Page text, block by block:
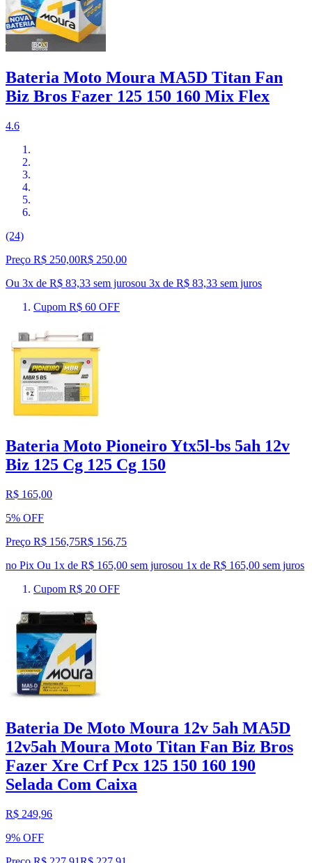
Bateria Moto Moura MA5D Titan Fan
Biz Bros Fazer 125 150 160 Mix Flex
4.6
(24)
Preço R$ 250,00R$ 250,00
Ou 3x de R$ 83,33 sem jurosou 3x de R$ 83,33 sem juros
Cupom R$ 60 OFF
Bateria Moto Pioneiro Ytx5l-bs 5ah 12v
Biz 125 Cg 125 Cg 150
R$ 165,00
5% OFF
Preço R$ 156,75R$ 156,75
no Pix Ou 1x de R$ 165,00 sem jurosou 1x de R$ 165,00 sem juros
Cupom R$ 20 OFF
Bateria De Moto Moura 12v 5ah MA5D
12v5ah Moura Moto Titan Fan Biz Bros
Fazer Xre Crf Pcx 125 150 160 190
Selada Com Caixa
R$ 249,96
9% OFF